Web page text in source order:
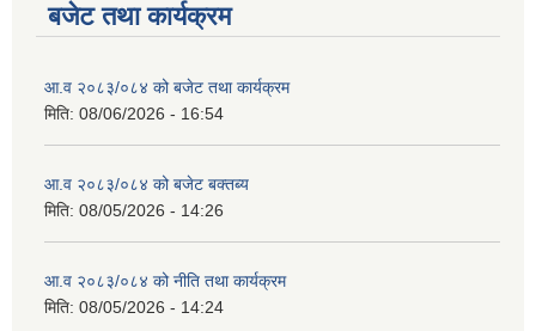
बजेट तथा कार्यक्रम
आ.व २०८३/०८४ को बजेट तथा कार्यक्रम
मिति: 08/06/2026 - 16:54
आ.व २०८३/०८४ को बजेट बक्तब्य
मिति: 08/05/2026 - 14:26
आ.व २०८३/०८४ को नीति तथा कार्यक्रम
मिति: 08/05/2026 - 14:24